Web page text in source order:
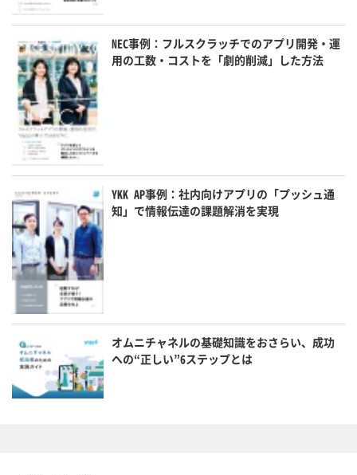
NEC事例：フルスクラッチでのアプリ開発・運
用の工数・コストを「劇的削減」した方法
YKK AP事例：社内向けアプリの「プッシュ通
知」で情報伝達の課題解消を実現
オムニチャネルの基礎知識をおさらい、成功
への“正しい”6ステップとは